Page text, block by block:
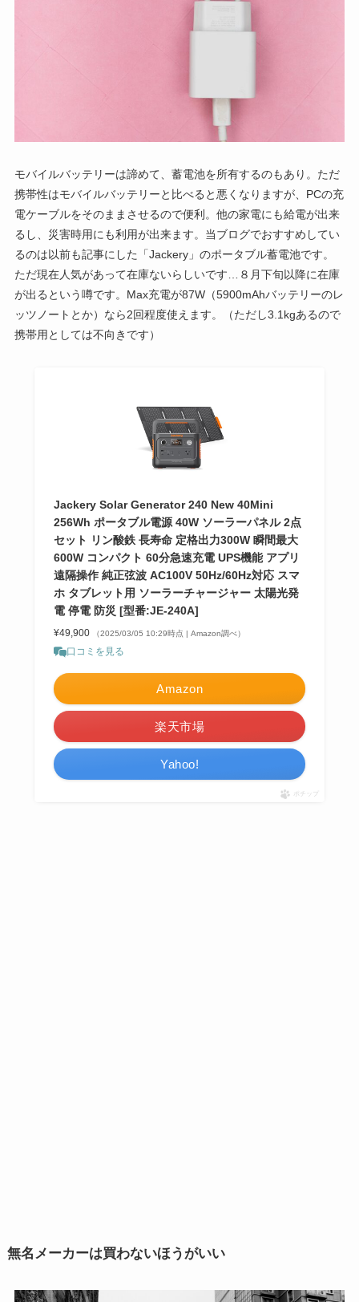
モバイルバッテリーは諦めて、蓄電池を所有するのもあり。ただ
携帯性はモバイルバッテリーと比べると悪くなりますが、PCの充
電ケーブルをそのままさせるので便利。他の家電にも給電が出来
るし、災害時用にも利用が出来ます。当ブログでおすすめしてい
るのは以前も記事にした「Jackery」のポータブル蓄電池です。
ただ現在人気があって在庫ないらしいです…８月下旬以降に在庫
が出るという噂です。Max充電が87W（5900mAhバッテリーのレ
ッツノートとか）なら2回程度使えます。（ただし3.1kgあるので
携帯用としては不向きです）
Jackery Solar Generator 240 New 40Mini
256Wh ポータブル電源 40W ソーラーパネル 2点
セット リン酸鉄 長寿命 定格出力300W 瞬間最大
600W コンパクト 60分急速充電 UPS機能 アプリ
遠隔操作 純正弦波 AC100V 50Hz/60Hz対応 スマ
ホ タブレット用 ソーラーチャージャー 太陽光発
電 停電 防災 [型番:JE-240A]
¥49,900 （2025/03/05 10:29時点 | Amazon調べ）
口コミを見る
Amazon
楽天市場
Yahoo!
ポチップ
無名メーカーは買わないほうがいい